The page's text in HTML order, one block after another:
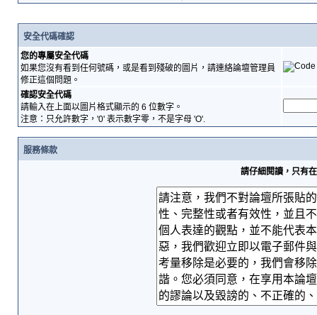
安全代碼確認
您的專屬安全代碼
如果您沒有看到任何號碼，或是看到殘破的圖片，請連絡論壇管理員
修正這個問題。
確認安全代碼
請輸入在上面以圖片格式顯示的 6 位數字。
注意：只允許數字，'0' 表示數字零，不是字母 'O'.
服務條款
請仔細閱讀，只有